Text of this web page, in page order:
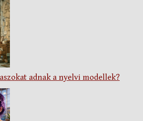
adnak a nyelvi modellek?